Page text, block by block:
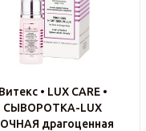
Витекс • LUX CARE •
СЫВОРОТКА-LUX
драгоценная